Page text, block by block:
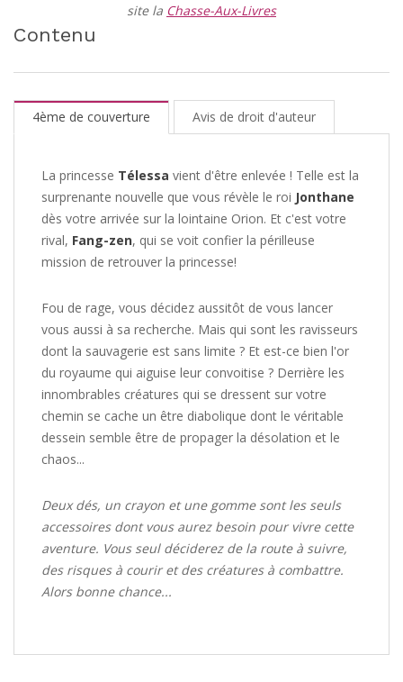
site la Chasse-Aux-Livres
Contenu
4ème de couverture Avis de droit d'auteur
La princesse Télessa vient d'être enlevée ! Telle est la
surprenante nouvelle que vous révèle le roi Jonthane
dès votre arrivée sur la lointaine Orion. Et c'est votre
rival, Fang-zen, qui se voit confier la périlleuse
mission de retrouver la princesse!
Fou de rage, vous décidez aussitôt de vous lancer
vous aussi à sa recherche. Mais qui sont les ravisseurs
dont la sauvagerie est sans limite ? Et est-ce bien l'or
du royaume qui aiguise leur convoitise ? Derrière les
innombrables créatures qui se dressent sur votre
chemin se cache un être diabolique dont le véritable
dessein semble être de propager la désolation et le
chaos...
Deux dés, un crayon et une gomme sont les seuls
accessoires dont vous aurez besoin pour vivre cette
aventure. Vous seul déciderez de la route à suivre,
des risques à courir et des créatures à combattre.
Alors bonne chance...